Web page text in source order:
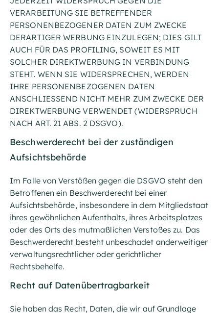
VERARBEITUNG SIE BETREFFENDER
PERSONENBEZOGENER DATEN ZUM ZWECKE
DERARTIGER WERBUNG EINZULEGEN; DIES GILT
AUCH FÜR DAS PROFILING, SOWEIT ES MIT
SOLCHER DIREKTWERBUNG IN VERBINDUNG
STEHT. WENN SIE WIDERSPRECHEN, WERDEN
IHRE PERSONENBEZOGENEN DATEN
ANSCHLIESSEND NICHT MEHR ZUM ZWECKE DER
DIREKTWERBUNG VERWENDET (WIDERSPRUCH
NACH ART. 21 ABS. 2 DSGVO).
Beschwerde­recht bei der zuständigen
Aufsichts­behörde
Im Falle von Verstößen gegen die DSGVO steht den
Betroffenen ein Beschwerderecht bei einer
Aufsichtsbehörde, insbesondere in dem Mitgliedstaat
ihres gewöhnlichen Aufenthalts, ihres Arbeitsplatzes
oder des Orts des mutmaßlichen Verstoßes zu. Das
Beschwerderecht besteht unbeschadet anderweitiger
verwaltungsrechtlicher oder gerichtlicher
Rechtsbehelfe.
Recht auf Daten­übertrag­barkeit
Sie haben das Recht, Daten, die wir auf Grundlage